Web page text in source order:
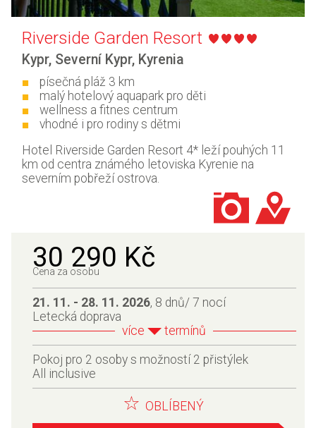
Riverside Garden Resort
Kypr, Severní Kypr, Kyrenia
písečná pláž 3 km
malý hotelový aquapark pro děti
wellness a fitnes centrum
vhodné i pro rodiny s dětmi
Hotel Riverside Garden Resort 4* leží pouhých 11
km od centra známého letoviska Kyrenie na
severním pobřeží ostrova.
30 290 Kč
Cena za osobu
21. 11. - 28. 11. 2026, 8 dnů/ 7 nocí
Letecká doprava
více
termínů
Pokoj pro 2 osoby s možností 2 přistýlek
All inclusive
OBLÍBENÝ